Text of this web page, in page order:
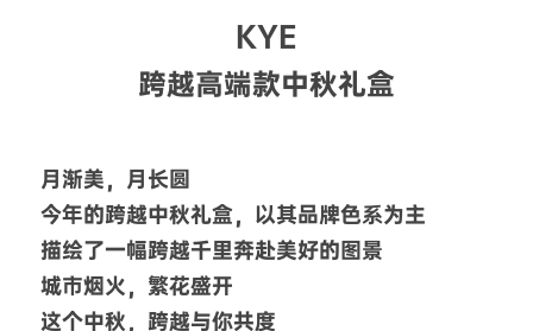
KYE
跨越高端款中秋礼盒
月渐美，月长圆
今年的跨越中秋礼盒，以其品牌色系为主
描绘了一幅跨越千里奔赴美好的图景
城市烟火，繁花盛开
这个中秋，跨越与你共度